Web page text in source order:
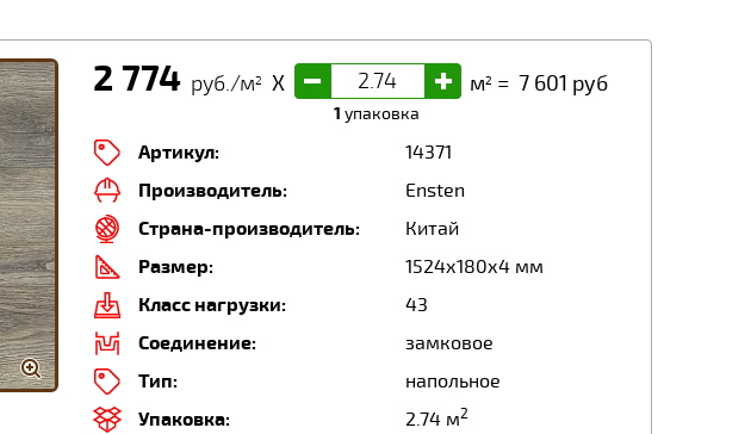
2 774 руб./м2 X - +
1 упаковка
м2 = 7 601 руб
Артикул:
14371
Производитель:
Ensten
Страна-производитель:
Китай
Размер:
1524х180х4 мм
Класс нагрузки:
43
Соединение:
замковое
Тип:
напольное
Упаковка:
2.74 м2